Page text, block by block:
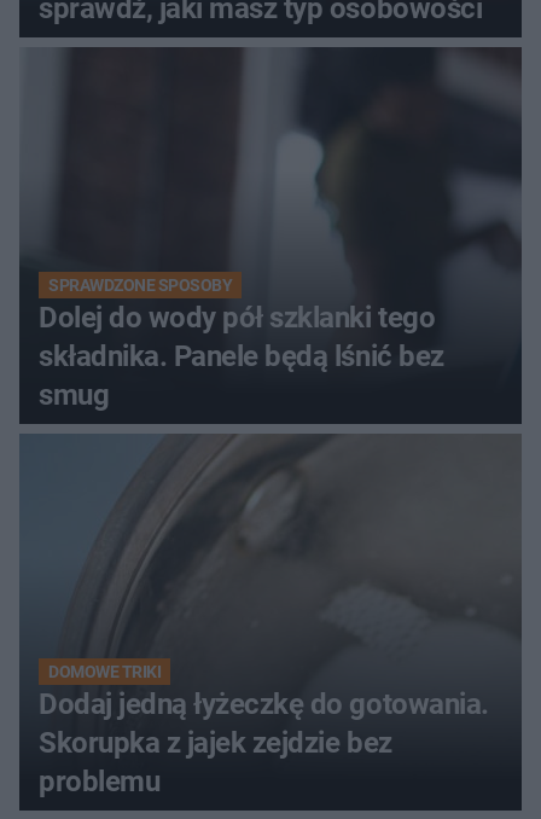
sprawdź, jaki masz typ osobowości
SPRAWDZONE SPOSOBY
Dolej do wody pół szklanki tego
składnika. Panele będą lśnić bez
smug
DOMOWE TRIKI
Dodaj jedną łyżeczkę do gotowania.
Skorupka z jajek zejdzie bez
problemu